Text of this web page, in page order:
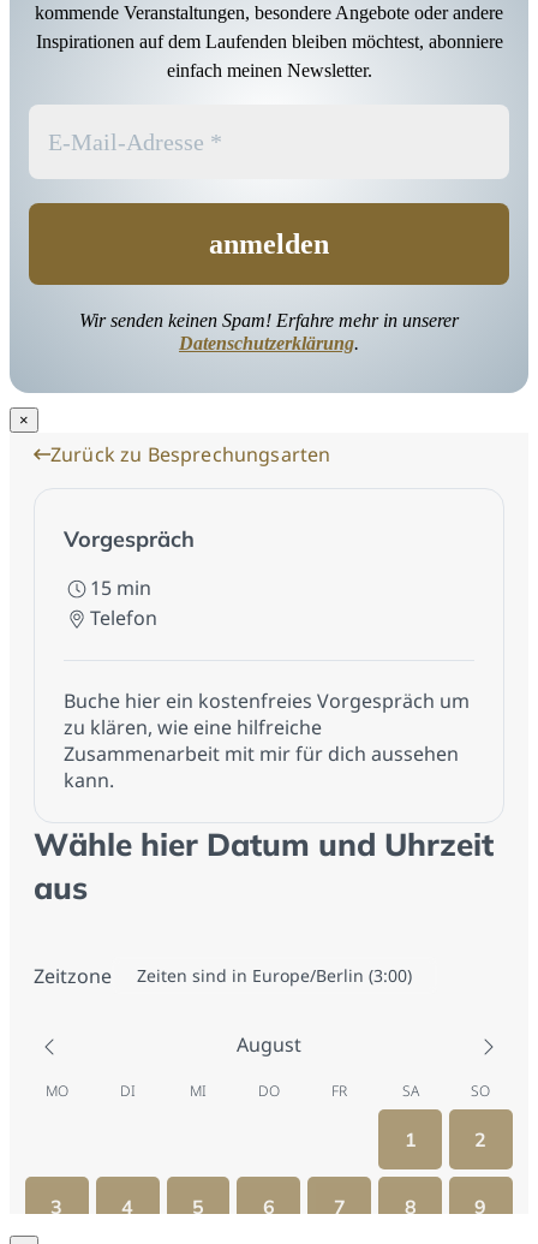
kommende Veranstaltungen, besondere Angebote oder andere
Inspirationen auf dem Laufenden bleiben möchtest, abonniere
einfach meinen Newsletter.
Wir senden keinen Spam! Erfahre mehr in unserer
Datenschutzerklärung.
×